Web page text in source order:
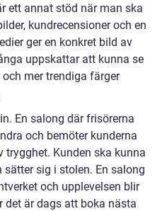
ett annat stöd när man ska
kundrecensioner och en
ger en konkret bild av
uppskattar att kunna se
mer trendiga färger
En salong där frisörerna
och bemöter kunderna
Kunden ska kunna
sig i stolen. En salong
och upplevelsen blir
är dags att boka nästa